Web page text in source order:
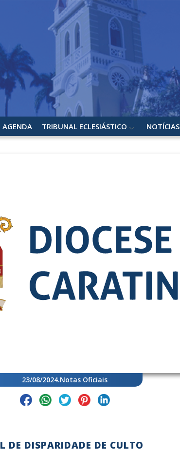
AGENDA TRIBUNAL ECLESIÁSTICO NOTÍCIAS
23/08/2024.Notas Oficiais
DISPARIDADE DE CULTO